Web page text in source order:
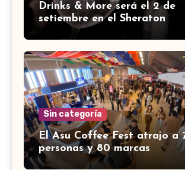
Drinks & More será el 2 de
setiembre en el Sheraton
Sin categoría
El Asu Coffee Fest atrajo a
personas y 80 marcas